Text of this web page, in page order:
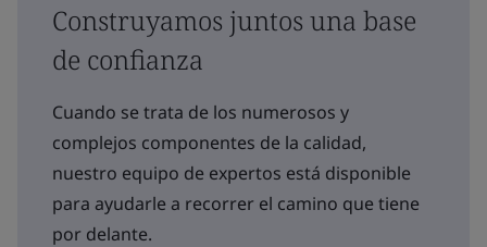
Construyamos juntos una base
de confianza
Cuando se trata de los numerosos y
complejos componentes de la calidad,
nuestro equipo de expertos está disponible
para ayudarle a recorrer el camino que tiene
por delante.